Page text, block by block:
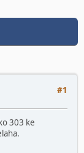
#1
303 ke